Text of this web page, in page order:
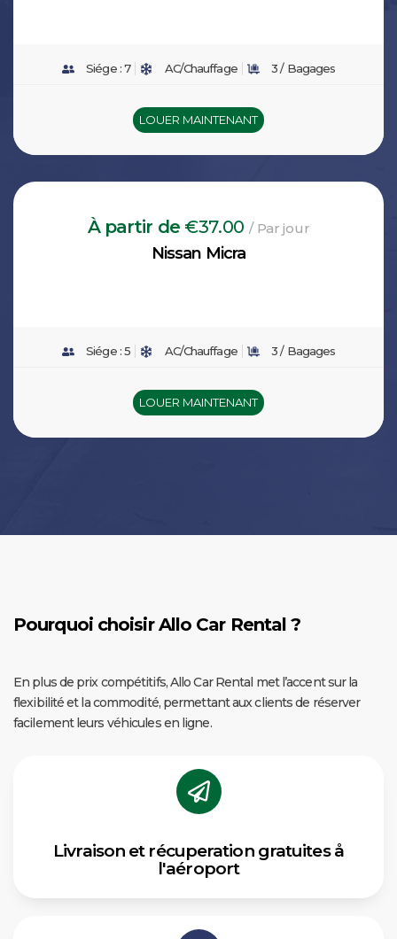
Siége :7 AC/Chauffage 3 / Bagages
LOUER MAINTENANT
À partir de €37.00 / Par jour
Nissan Micra
Siége :5 AC/Chauffage 3 / Bagages
LOUER MAINTENANT
Pourquoi choisir Allo Car Rental ?
En plus de prix compétitifs, Allo Car Rental met l’accent sur la
flexibilité et la commodité, permettant aux clients de réserver
facilement leurs véhicules en ligne.
Livraison et récuperation gratuites å
l'aéroport